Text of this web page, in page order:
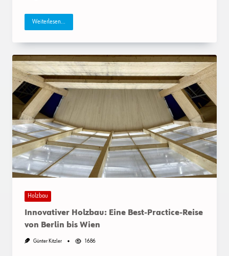
Weiterlesen...
Holzbau
Innovativer Holzbau: Eine Best-Practice-Reise
von Berlin bis Wien
Günter Kitzler 1686